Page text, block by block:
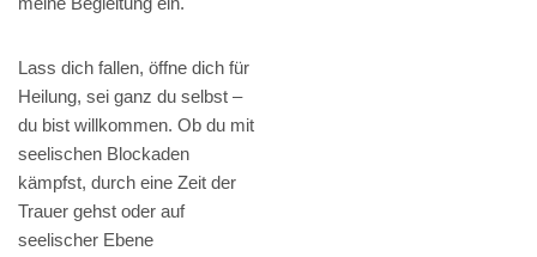
Lass dich fallen, öffne dich für
Heilung, sei ganz du selbst –
du bist willkommen. Ob du mit
seelischen Blockaden
kämpfst, durch eine Zeit der
Trauer gehst oder auf
seelischer Ebene